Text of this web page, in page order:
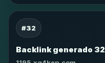
#32
Backlink generado 32